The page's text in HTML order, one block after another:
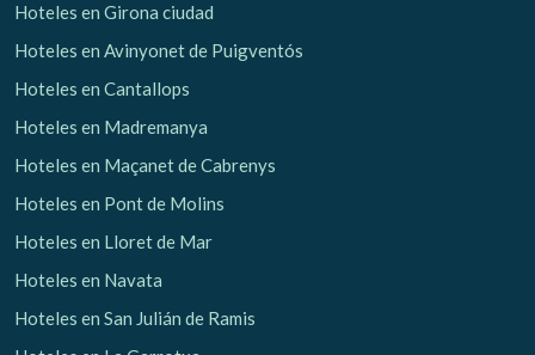
Hoteles en Girona ciudad
Hoteles en Avinyonet de Puigventós
Hoteles en Cantallops
Hoteles en Madremanya
Hoteles en Maçanet de Cabrenys
Hoteles en Pont de Molins
Hoteles en Lloret de Mar
Hoteles en Navata
Hoteles en San Julián de Ramis